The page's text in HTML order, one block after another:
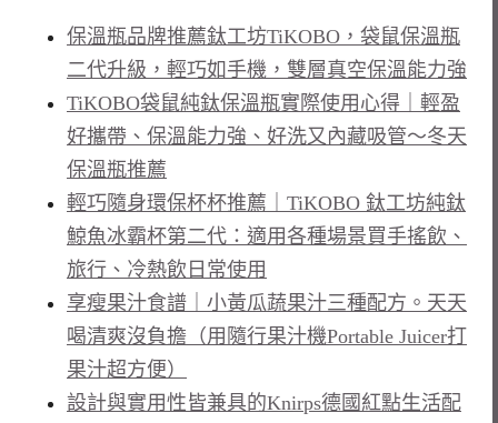
保溫瓶品牌推薦鈦工坊TiKOBO，袋鼠保溫瓶
二代升級，輕巧如手機，雙層真空保溫能力強
TiKOBO袋鼠純鈦保溫瓶實際使用心得｜輕盈
好攜帶、保溫能力強、好洗又內藏吸管～冬天
保溫瓶推薦
輕巧隨身環保杯杯推薦｜TiKOBO 鈦工坊純鈦
鯨魚冰霸杯第二代：適用各種場景買手搖飲、
旅行、冷熱飲日常使用
享瘦果汁食譜｜小黃瓜蔬果汁三種配方。天天
喝清爽沒負擔（用隨行果汁機Portable Juicer打
果汁超方便）
設計與實用性皆兼具的Knirps德國紅點生活配